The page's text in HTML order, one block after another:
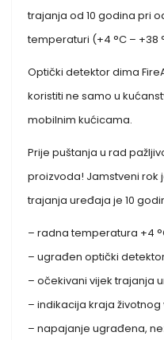
trajanja od 10 godina pri
temperaturi (+4 °C – +38
Optički detektor dima
koristiti ne samo u
mobilnim kućicama.
Prije puštanja u rad
proizvoda! Jamstveni rok
trajanja uređaja je 10
– radna temperatura +4
– ugrađen optički
– očekivani vijek trajanja
– indikacija kraja životnog
– napajanje ugrađena,